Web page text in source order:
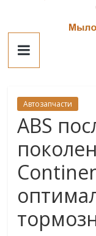
content
Автозапчасти
ABS